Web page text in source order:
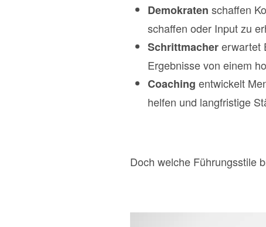
Demokraten schaffen
schaffen oder Input zu
Schrittmachererwartet
Ergebnisse von einem
Coaching entwickelt
helfen und langfristige
Doch welche Führungsstile